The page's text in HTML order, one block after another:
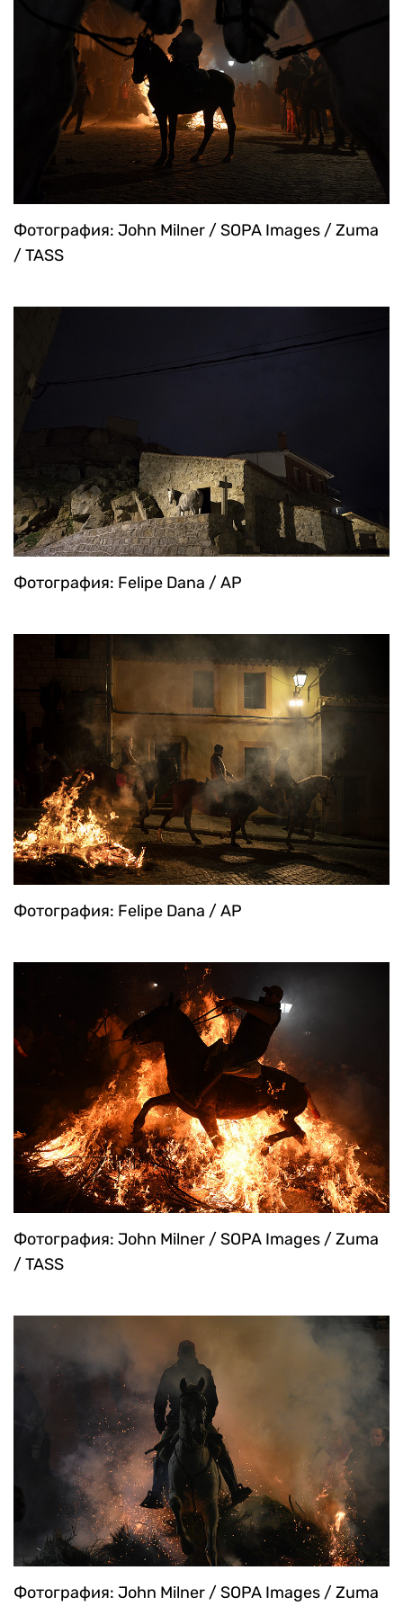
Фотография: John Milner / SOPA Images / Zuma
/ TASS
Фотография: Felipe Dana / AP
Фотография: Felipe Dana / AP
Фотография: John Milner / SOPA Images / Zuma
/ TASS
Фотография: John Milner / SOPA Images / Zuma